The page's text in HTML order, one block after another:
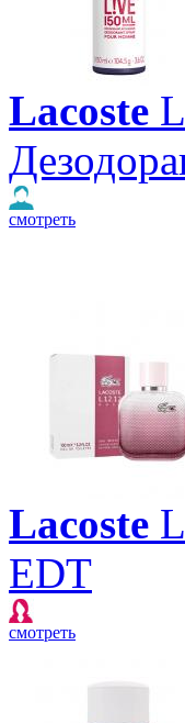
Lacoste
смотреть
Lacoste
EDT
смотреть